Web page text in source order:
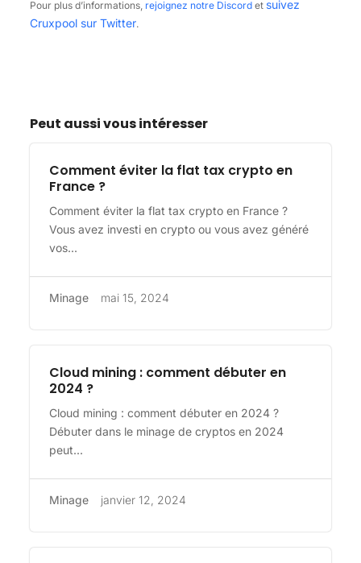
Pour plus d’informations, rejoignez notre Discord et suivez
Cruxpool sur Twitter.
Peut aussi vous intéresser
Comment éviter la flat tax crypto en
France ?
Minage mai 15, 2024
Comment éviter la flat tax crypto en France ?
Vous avez investi en crypto ou vous avez généré
vos...
Cloud mining : comment débuter en
2024 ?
Minage janvier 12, 2024
Cloud mining : comment débuter en 2024 ?
Débuter dans le minage de cryptos en 2024
peut...